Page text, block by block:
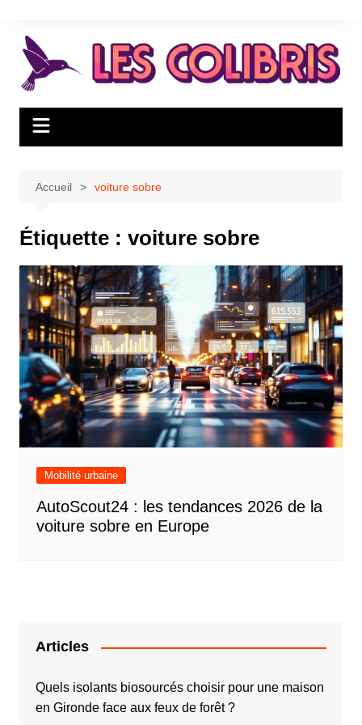
contenu
Accueil voiture sobre
Étiquette : voiture sobre
Mobilité urbaine
AutoScout24 : les tendances 2026 de la
voiture sobre en Europe
Articles
Quels isolants biosourcés choisir pour une maison
en Gironde face aux feux de forêt ?